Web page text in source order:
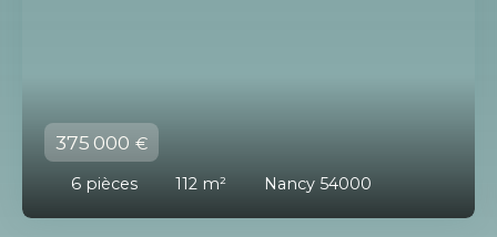
375 000 €
6 pièces 112 m² Nancy 54000